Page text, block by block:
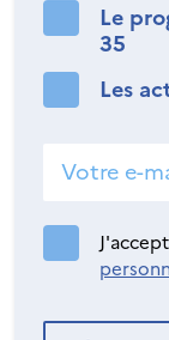
Le
35
Les